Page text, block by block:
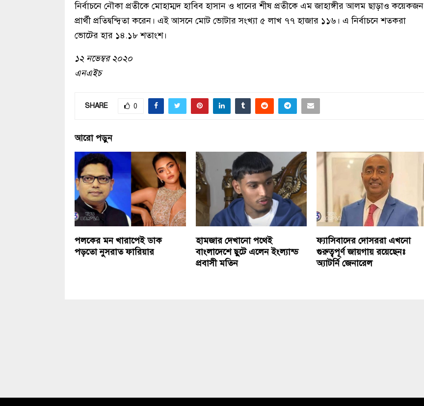
নির্বাচনে নৌকা প্রতীকে মোহাম্মদ হাবিব হাসান ও ধানের শীষ প্রতীকে এম জাহাঙ্গীর আলম ছাড়াও কয়েকজন
প্রার্থী প্রতিদ্বন্দ্বিতা করেন। এই আসনে মোট ভোটার সংখ্যা ৫ লাখ ৭৭ হাজার ১১৬। এ নির্বাচনে শতকরা
ভোটের হার ১৪.১৮ শতাংশ।
১২ নভেম্বর ২০২০
এনএইচ
SHARE 0
আরো পড়ুন
পলকের মন খারাপেই ডাক
পড়তো নুসরাত ফারিয়ার
হামজার দেখানো পথেই
বাংলাদেশে ছুটে এলেন ইংল্যান্ড
প্রবাসী মতিন
ফ্যাসিবাদের দোসররা এখনো
গুরুত্বপূর্ণ জায়গায় রয়েছেনঃ
অ্যাটর্নি জেনারেল